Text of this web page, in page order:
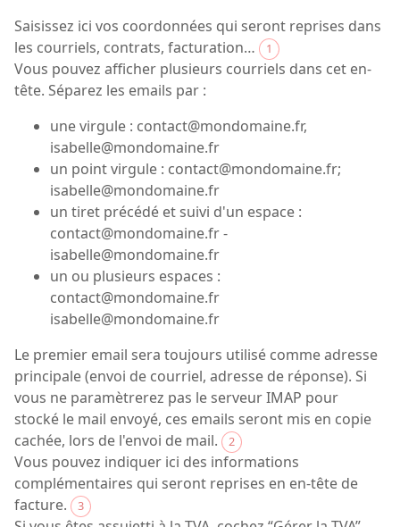
Saisissez ici vos coordonnées qui seront reprises dans
les courriels, contrats, facturation…
1
Vous pouvez afficher plusieurs courriels dans cet en-
tête. Séparez les emails par :
une virgule : contact@mondomaine.fr,
isabelle@mondomaine.fr
un point virgule : contact@mondomaine.fr;
isabelle@mondomaine.fr
un tiret précédé et suivi d'un espace :
contact@mondomaine.fr -
isabelle@mondomaine.fr
un ou plusieurs espaces :
contact@mondomaine.fr
isabelle@mondomaine.fr
Le premier email sera toujours utilisé comme adresse
principale (envoi de courriel, adresse de réponse). Si
vous ne paramètrerez pas le serveur IMAP pour
stocké le mail envoyé, ces emails seront mis en copie
cachée, lors de l'envoi de mail.
2
Vous pouvez indiquer ici des informations
complémentaires qui seront reprises en en-tête de
facture.
3